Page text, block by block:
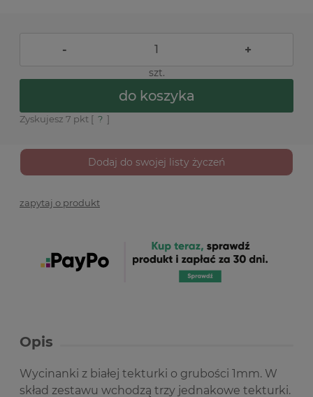
- +
szt.
do koszyka
Zyskujesz 7 pkt [ ? ]
Dodaj do swojej listy życzeń
zapytaj o produkt
Opis
Wycinanki z białej tekturki o grubości 1mm. W
skład zestawu wchodzą trzy jednakowe tekturki.